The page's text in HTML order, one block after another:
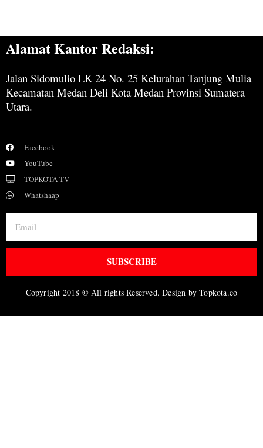
Alamat Kantor Redaksi:
Jalan Sidomulio LK 24 No. 25 Kelurahan Tanjung Mulia
Kecamatan Medan Deli Kota Medan Provinsi Sumatera
Utara.
Facebook
YouTube
TOPKOTA TV
Whatshaap
SUBSCRIBE
Copyright 2018 © All rights Reserved. Design by Topkota.co